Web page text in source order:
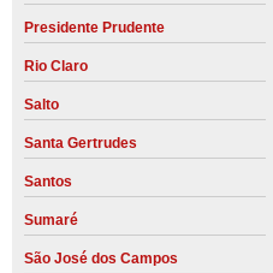
Presidente Prudente
Rio Claro
Salto
Santa Gertrudes
Santos
Sumaré
São José dos Campos